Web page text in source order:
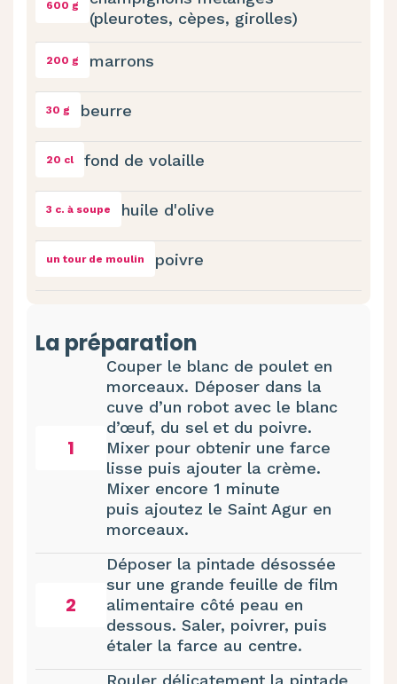
600 g
(pleurotes, cèpes, girolles)
200 g marrons
30 g beurre
20 cl fond de volaille
3 c. à soupe huile d'olive
un tour de moulin poivre
La préparation
1
Couper le blanc de poulet en
morceaux. Déposer dans la
cuve d’un robot avec le blanc
d’œuf, du sel et du poivre.
Mixer pour obtenir une farce
lisse puis ajouter la crème.
Mixer encore 1 minute
puis ajoutez le Saint Agur en
morceaux.
2
Déposer la pintade désossée
sur une grande feuille de film
alimentaire côté peau en
dessous. Saler, poivrer, puis
étaler la farce au centre.
Rouler délicatement la pintade